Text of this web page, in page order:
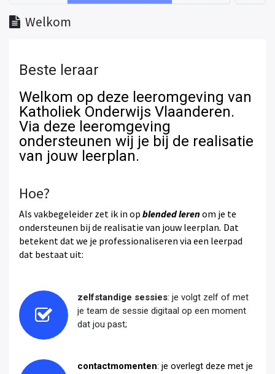
Welkom
Beste leraar
Welkom op deze leeromgeving van
Katholiek Onderwijs Vlaanderen.
Via deze leeromgeving
ondersteunen wij je bij de realisatie
van jouw leerplan.
Hoe?
Als vakbegeleider zet ik in op blended lerenom je te
ondersteunen bij de realisatie van jouw leerplan. Dat
betekent dat we je professionaliseren via een leerpad
dat bestaat uit:
zelfstandige sessies: je volgt zelf of met
je team de sessie digitaal op een moment
dat jou past;
contactmomenten: je overlegt deze met je